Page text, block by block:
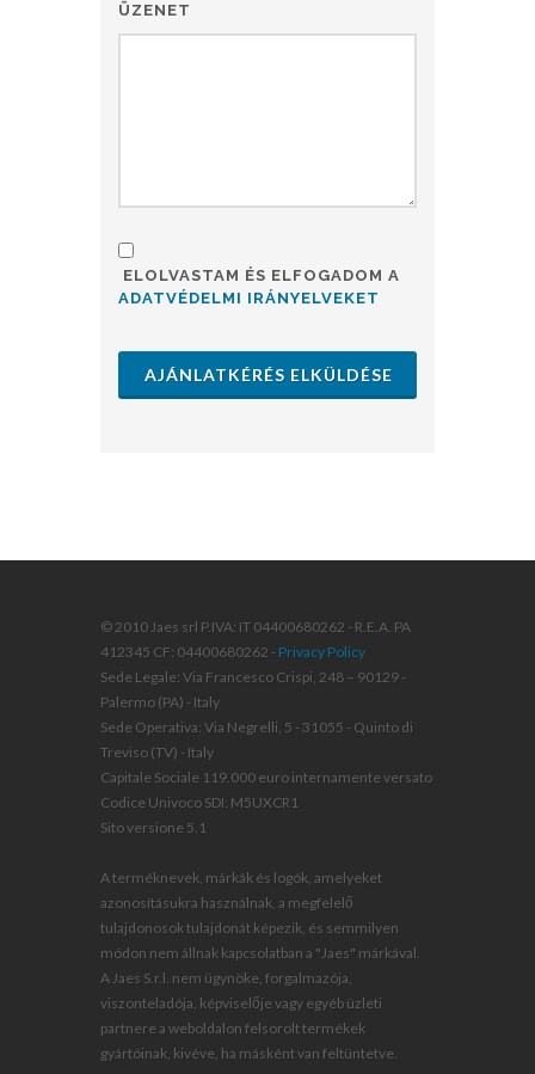
ÜZENET
ELOLVASTAM ÉS ELFOGADOM A
ADATVÉDELMI IRÁNYELVEKET
AJÁNLATKÉRÉS ELKÜLDÉSE
© 2010 Jaes srl P.IVA: IT 04400680262 - R.E.A. PA
412345 CF: 04400680262 - Privacy Policy
Sede Legale: Via Francesco Crispi, 248 – 90129 -
Palermo (PA) - Italy
Sede Operativa: Via Negrelli, 5 - 31055 - Quinto di
Treviso (TV) - Italy
Capitale Sociale 119.000 euro internamente versato
Codice Univoco SDI: M5UXCR1
Sito versione 5.1
A terméknevek, márkák és logók, amelyeket
azonosításukra használnak, a megfelelő
tulajdonosok tulajdonát képezik, és semmilyen
módon nem állnak kapcsolatban a "Jaes" márkával.
A Jaes S.r.l. nem ügynöke, forgalmazója,
viszonteladója, képviselője vagy egyéb üzleti
partnere a weboldalon felsorolt termékek
gyártóinak, kivéve, ha másként van feltüntetve.